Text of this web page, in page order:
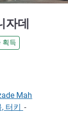
자데
획득
Mah
터키
-